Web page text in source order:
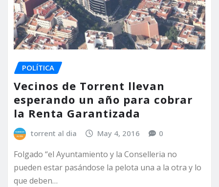
POLÍTICA
Vecinos de Torrent llevan
esperando un año para cobrar
la Renta Garantizada
torrent al dia May 4, 2016 0
Folgado “el Ayuntamiento y la Conselleria no
pueden estar pasándose la pelota una a la otra y lo
que deben…